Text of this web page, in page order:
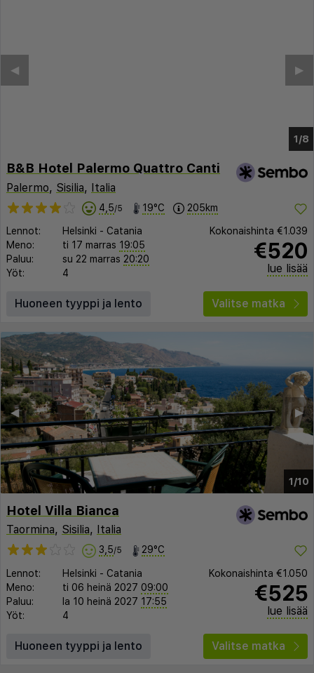
1/2
▶︎
◀︎
B&B Hotel Palermo Quattro Canti
Palermo, Sisilia, Italia
4,5/5 19°C 205km
Lennot: Helsinki - Catania
Meno:
ti 17 marras 19:05
Paluu:
su 22 marras 20:20
Yöt:
4
Kokonaishinta €1.039
€520
lue lisää
Huoneen tyyppi ja lento Valitse matka
1/10
▶︎
◀︎
Hotel Villa Bianca
Taormina, Sisilia, Italia
3,5/5 29°C
Lennot: Helsinki - Catania
Meno:
ti 06 heinä 2027 09:00
Paluu:
la 10 heinä 2027 17:55
Yöt:
4
Kokonaishinta €1.050
€525
lue lisää
Huoneen tyyppi ja lento Valitse matka